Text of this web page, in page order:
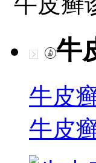
牛
牛皮
牛皮